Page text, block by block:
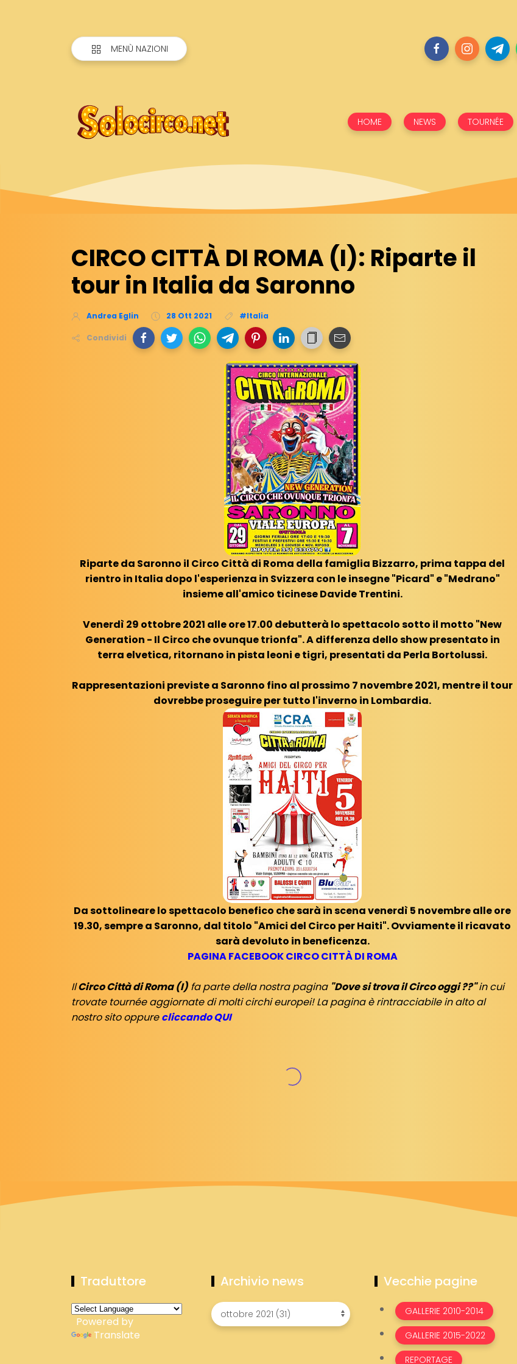
MENÙ NAZIONI
HOME NEWS TOURNÉE
CIRCO CITTÀ DI ROMA (I): Riparte il
tour in Italia da Saronno
Andrea Eglin 28 Ott 2021 #Italia
Condividi
Riparte da Saronno il Circo Città di Roma della famiglia Bizzarro, prima tappa del
rientro in Italia dopo l'esperienza in Svizzera con le insegne "Picard" e "Medrano"
insieme all'amico ticinese Davide Trentini.
Venerdì 29 ottobre 2021 alle ore 17.00 debutterà lo spettacolo sotto il motto "New
Generation - Il Circo che ovunque trionfa". A differenza dello show presentato in
terra elvetica, ritornano in pista leoni e tigri, presentati da Perla Bortolussi.
Rappresentazioni previste a Saronno fino al prossimo 7 novembre 2021, mentre il tour
dovrebbe proseguire per tutto l'inverno in Lombardia.
Da sottolineare lo spettacolo benefico che sarà in scena venerdì 5 novembre alle ore
19.30, sempre a Saronno, dal titolo "Amici del Circo per Haiti". Ovviamente il ricavato
sarà devoluto in beneficenza.
PAGINA FACEBOOK CIRCO CITTÀ DI ROMA
IlCirco Città di Roma (I) fa parte della nostra pagina "Dove si trova il Circo oggi ??"in cui
trovate tournée aggiornate di molti circhi europei! La pagina è rintracciabile in alto al
nostro sito oppure cliccando QUI
Traduttore
Powered by
Translate
Archivio news Vecchie pagine
GALLERIE 2010-2014
GALLERIE 2015-2022
REPORTAGE